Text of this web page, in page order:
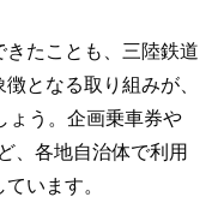
たことも、三陸鉄道
となる取り組みが、
ょう。企画乗車券や
、各地自治体で利用
います。